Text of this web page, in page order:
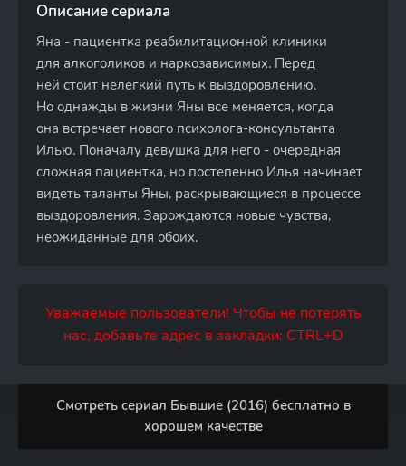
Описание сериала
Яна - пациентка реабилитационной клиники
для алкоголиков и наркозависимых. Перед
ней стоит нелегкий путь к выздоровлению.
Но однажды в жизни Яны все меняется, когда
она встречает нового психолога-консультанта
Илью. Поначалу девушка для него - очередная
сложная пациентка, но постепенно Илья начинает
видеть таланты Яны, раскрывающиеся в процессе
выздоровления. Зарождаются новые чувства,
неожиданные для обоих.
Уважаемые пользователи! Чтобы не потерять
нас, добавьте адрес в закладки: CTRL+D
Смотреть сериал Бывшие (2016) бесплатно в
хорошем качестве